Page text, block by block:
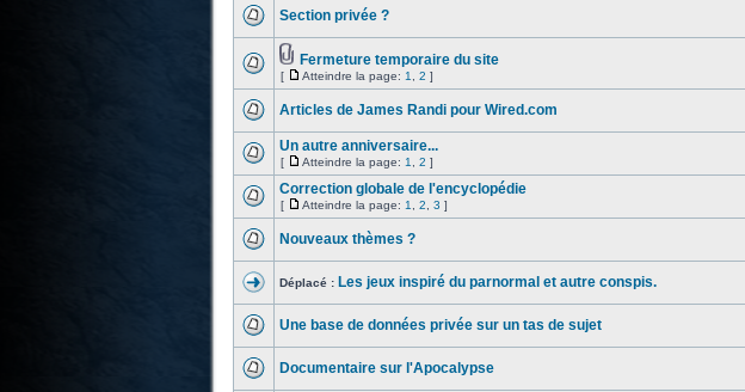
Section privée ?
Fermeture temporaire du site
[ Atteindre la page: 1 2 ]
Articles de James Randi pour Wired.com
Un autre anniversaire...
[ Atteindre la page: 1 2 ]
Correction globale de l'encyclopédie
[ Atteindre la page: 1 2 3 ]
Nouveaux thèmes ?
Déplacé : Les jeux inspiré du parnormal et autre conspis.
Une base de données privée sur un tas de sujet
Documentaire sur l'Apocalypse